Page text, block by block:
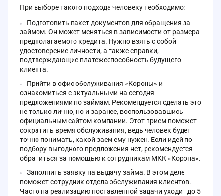
При выборе такого подхода человеку необходимо:
Подготовить пакет документов для обращения за
займом. Он может меняться в зависимости от размера
предполагаемого кредита. Нужно взять с собой
удостоверение личности, а также справки,
подтверждающие платежеспособность будущего
клиента.
Прийти в офис обслуживания «Короны» и
ознакомиться с актуальными на сегодня
предложениями по займам. Рекомендуется сделать это
не только лично, но и заранее, воспользовавшись
официальным сайтом компании. Этот прием поможет
сократить время обслуживания, ведь человек будет
точно понимать, какой заем ему нужен. Если идей по
подбору выгодного предложения нет, рекомендуется
обратиться за помощью к сотрудникам МКК «Корона».
Заполнить заявку на выдачу займа. В этом деле
поможет сотрудник отдела обслуживания клиентов.
Часто на реализацию поставленной задачи уходит до 5